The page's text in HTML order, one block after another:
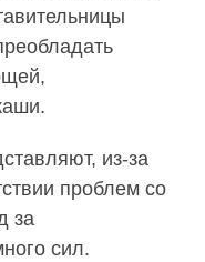
из-за
проблем со
за
сил.